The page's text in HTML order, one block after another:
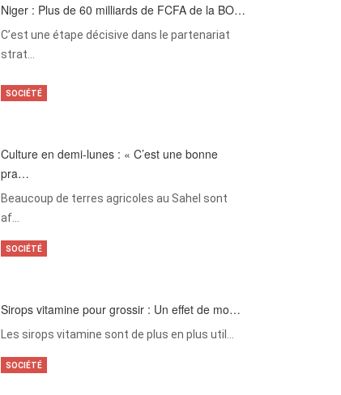
Niger : Plus de 60 milliards de FCFA de la BO…
C’est une étape décisive dans le partenariat
strat…
Culture en demi-lunes : « C’est une bonne
pra…
Beaucoup de terres agricoles au Sahel sont
af…
SOCIÉTÉ
Sirops vitamine pour grossir : Un effet de mo…
Les sirops vitamine sont de plus en plus util…
SOCIÉTÉ
SOCIÉTÉ